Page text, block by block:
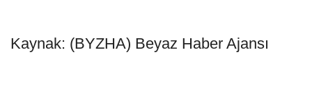
Kaynak: (BYZHA) Beyaz Haber Ajansı